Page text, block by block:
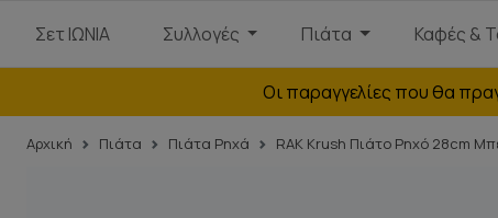
Σετ ΙΩΝΙΑ Συλλογές Πιάτα Καφές &
Οι παραγγελίες που θα
Αρχική Πιάτα Πιάτα Ρηχά RAK Krush Πιάτο Ρηχό 28cm